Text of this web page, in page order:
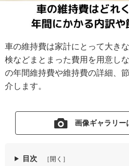
車の維持費は家計にとって大き
検などまとまった費用を用意し
の年間維持費や維持費の詳細、
介します。
画像ギャラリー
目次 ［開く］